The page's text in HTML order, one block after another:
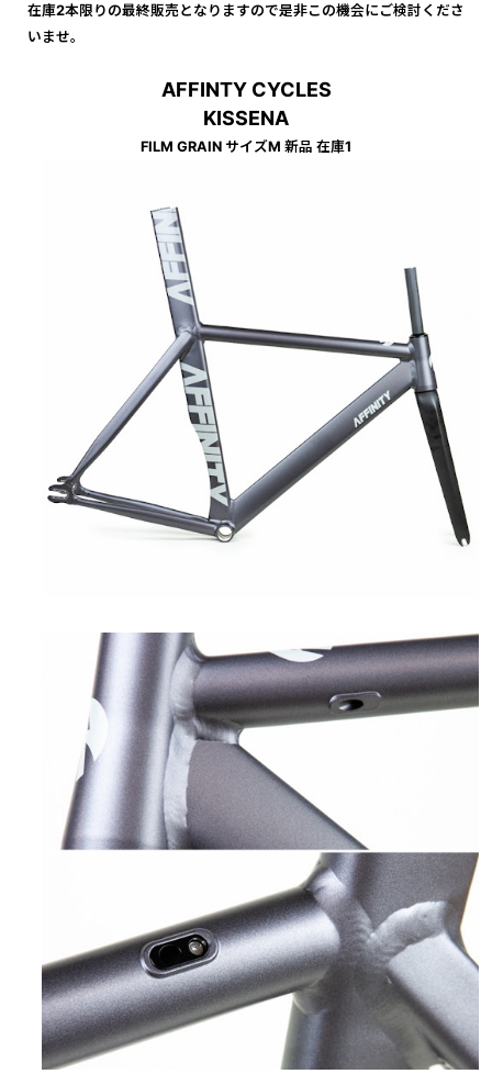
在庫2本限りの最終販売となりますので是非この機会にご検討くださ
いませ。
AFFINTY CYCLES
KISSENA
FILM GRAIN サイズM 新品 在庫1